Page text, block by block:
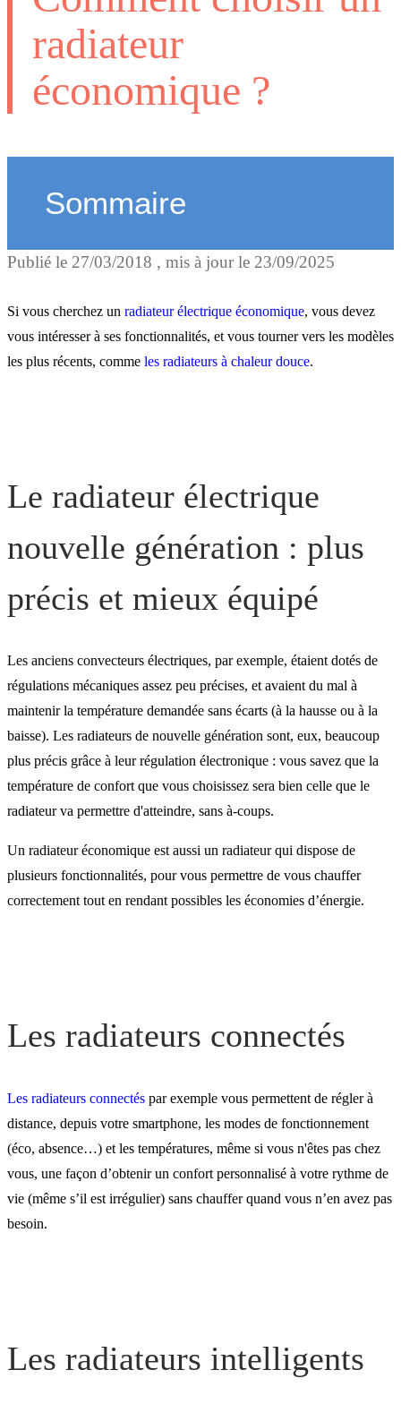
radiateur
économique ?
Sommaire
Le radiateur électrique
nouvelle génération : plus
précis et mieux équipé
Publié le 27/03/2018 , mis à jour le 23/09/2025
Si vous cherchez un radiateur électrique économique, vous devez
vous intéresser à ses fonctionnalités, et vous tourner vers les modèles
les plus récents, comme les radiateurs à chaleur douce.
Le radiateur électrique
nouvelle génération : plus
précis et mieux équipé
Les anciens convecteurs électriques, par exemple, étaient dotés de
régulations mécaniques assez peu précises, et avaient du mal à
maintenir la température demandée sans écarts (à la hausse ou à la
baisse). Les radiateurs de nouvelle génération sont, eux, beaucoup
plus précis grâce à leur régulation électronique : vous savez que la
température de confort que vous choisissez sera bien celle que le
radiateur va permettre d'atteindre, sans à-coups.
Un radiateur économique est aussi un radiateur qui dispose de
plusieurs fonctionnalités, pour vous permettre de vous chauffer
correctement tout en rendant possibles les économies d’énergie.
Les radiateurs connectés
Les radiateurs connectés par exemple vous permettent de régler à
distance, depuis votre smartphone, les modes de fonctionnement
(éco, absence…) et les températures, même si vous n'êtes pas chez
vous, une façon d’obtenir un confort personnalisé à votre rythme de
vie (même s’il est irrégulier) sans chauffer quand vous n’en avez pas
besoin.
Les radiateurs intelligents